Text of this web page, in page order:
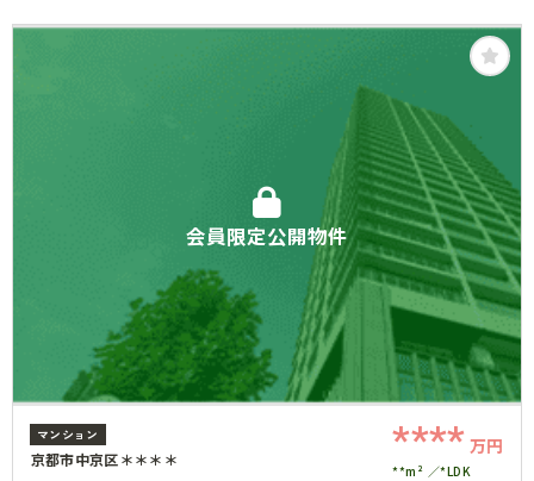
会員限定公開物件
マンション
京都市中京区＊＊＊＊ **** 万円
**m² *LDK